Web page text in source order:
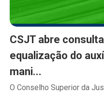
CSJT abre
equalização do
mani...
O Conselho Superior da